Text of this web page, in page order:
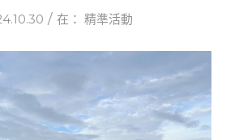
/ 在：精準活動